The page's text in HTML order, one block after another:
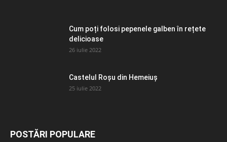
Cum poți folosi pepenele galben în rețete
delicioase
26 iulie 2022
Castelul Roșu din Hemeiuș
25 iulie 2022
POSTĂRI POPULARE